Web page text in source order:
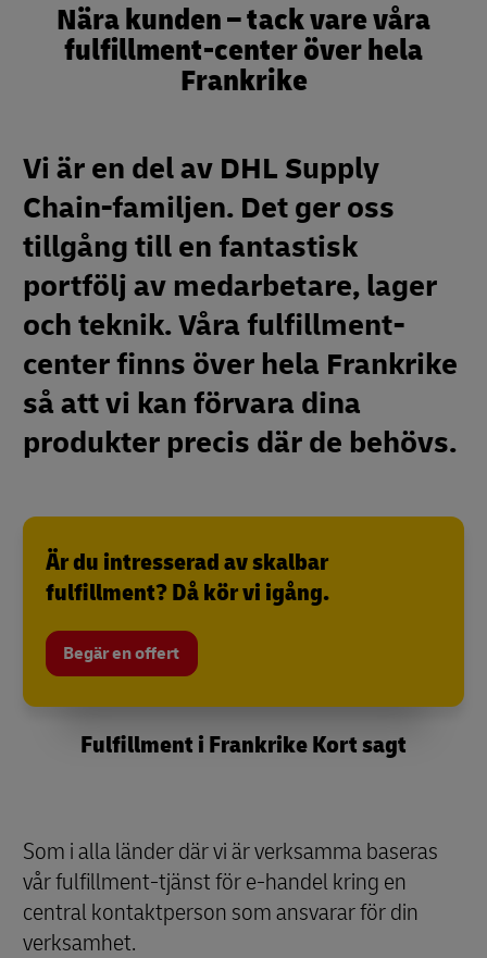
Nära kunden – tack vare våra
fulfillment-center över hela
Frankrike
Vi är en del av DHL Supply
Chain-familjen. Det ger oss
tillgång till en fantastisk
portfölj av medarbetare, lager
och teknik. Våra fulfillment-
center finns över hela Frankrike
så att vi kan förvara dina
produkter precis där de behövs.
Är du intresserad av skalbar
fulfillment? Då kör vi igång.
Begär en offert
Fulfillment i Frankrike Kort sagt
Som i alla länder där vi är verksamma baseras
vår fulfillment-tjänst för e-handel kring en
central kontaktperson som ansvarar för din
verksamhet.